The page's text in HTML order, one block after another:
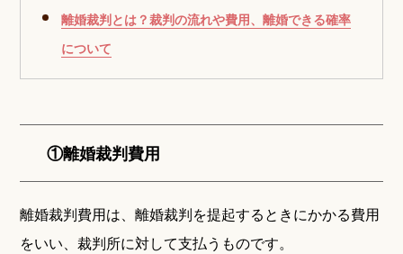
離婚裁判とは？裁判の流れや費用、離婚できる確率
について
①離婚裁判費用
離婚裁判費用は、離婚裁判を提起するときにかかる費用
をいい、裁判所に対して支払うものです。